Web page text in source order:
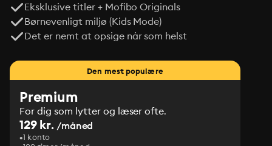
Eksklusive titler + Mofibo Originals
Børnevenligt miljø (Kids Mode)
Det er nemt at opsige når som helst
Den mest populære
Premium
For dig som lytter og læser ofte.
129 kr. /måned
1 konto